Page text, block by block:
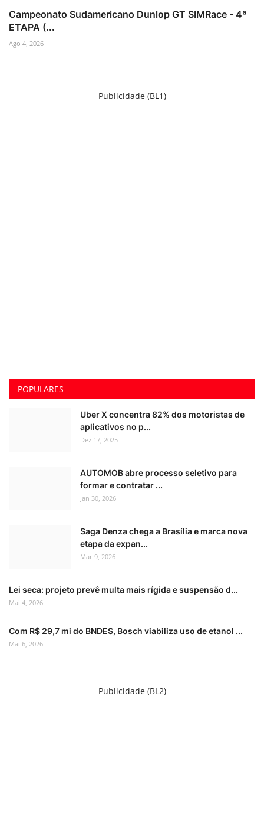
Campeonato Sudamericano Dunlop GT SIMRace - 4ª
ETAPA (...
Ago 4, 2026
Publicidade (BL1)
POPULARES
Uber X concentra 82% dos motoristas de
aplicativos no p...
Dez 17, 2025
AUTOMOB abre processo seletivo para
formar e contratar ...
Jan 30, 2026
Saga Denza chega a Brasília e marca nova
etapa da expan...
Mar 9, 2026
Lei seca: projeto prevê multa mais rígida e suspensão d...
Mai 4, 2026
Com R$ 29,7 mi do BNDES, Bosch viabiliza uso de etanol ...
Mai 6, 2026
Publicidade (BL2)